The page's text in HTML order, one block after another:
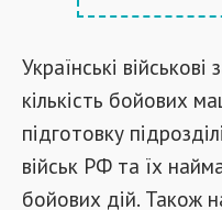
Українські
кількість бойових
підготовку
військ РФ та їх
бойових дій. Також